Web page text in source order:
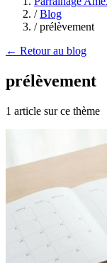
/ Blog
/ prélèvement
← Retour au blog
prélèvement
1 article sur ce thème